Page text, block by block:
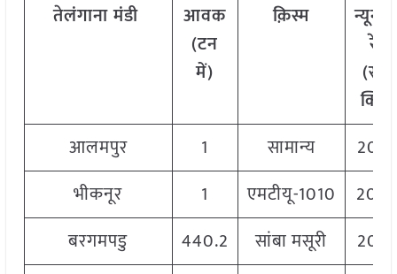
तेलंगानामंडी
आवक
(टन
में)
क़िस्म
रेट
(रु./
क्विं.)
आलमपुर
1 सामान्य
भीकनूर
1 एमटीयू-1010
बरगमपडु
440.2 सांबा मसूरी